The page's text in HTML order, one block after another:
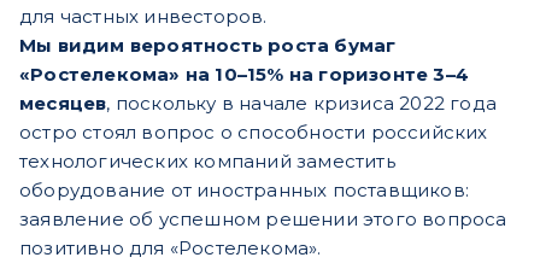
для частных инвесторов.
Мы видим вероятность роста бумаг
«Ростелекома» на 10–15% на горизонте 3–4
месяцев, поскольку в начале кризиса 2022 года
остро стоял вопрос о способности российских
технологических компаний заместить
оборудование от иностранных поставщиков:
заявление об успешном решении этого вопроса
позитивно для «Ростелекома».